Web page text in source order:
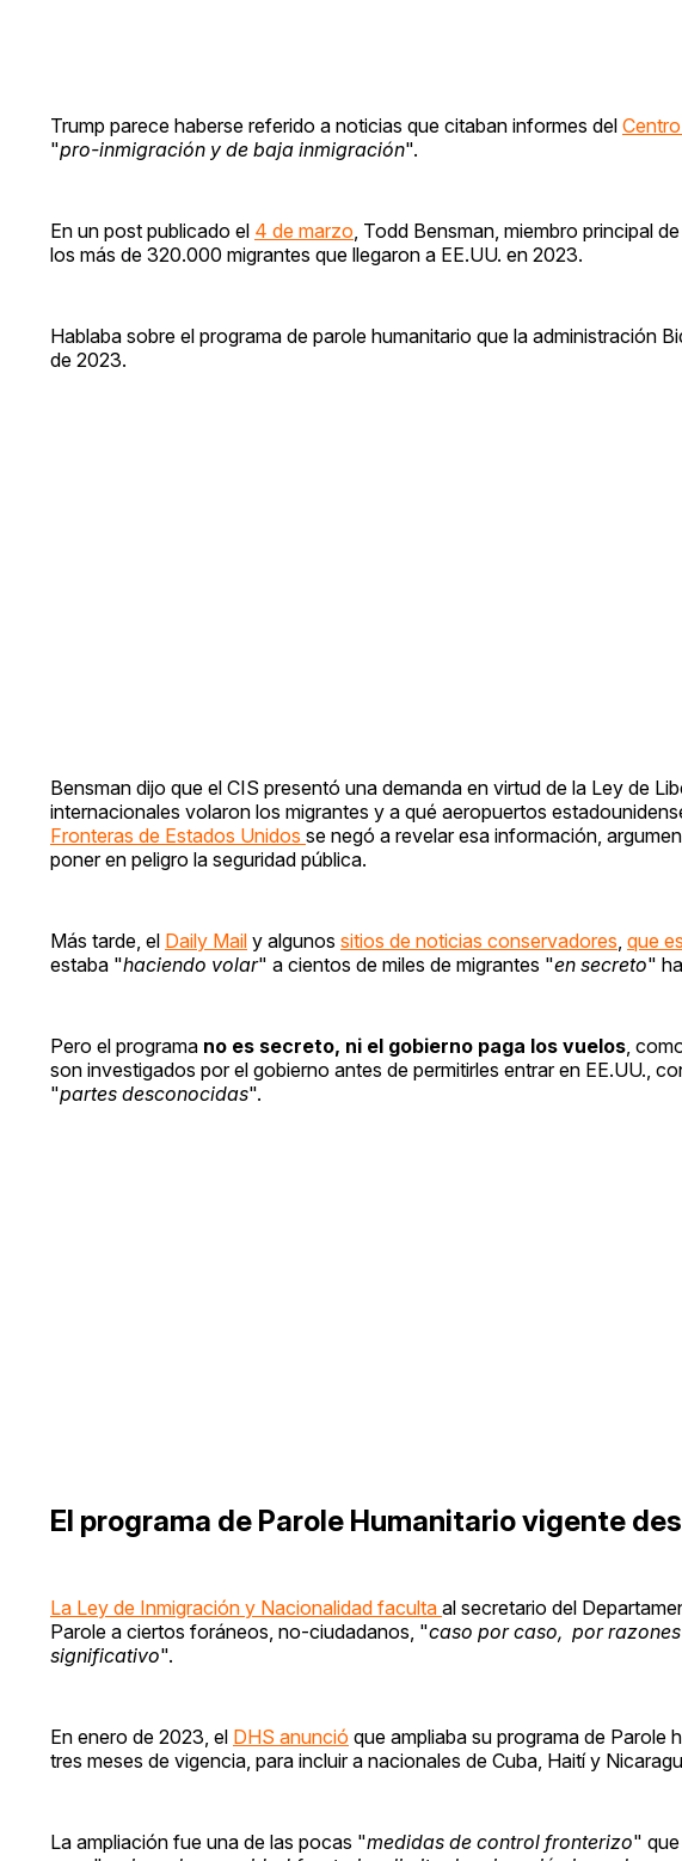
Trump parece haberse referido a noticias que citaban informes del
"pro-inmigración y de baja inmigración".
En un post publicado el 4 de marzo, Todd Bensman, miembro principal
los más de 320.000 migrantes que llegaron a EE.UU. en 2023.
Hablaba sobre el programa de parole humanitario que la administración
de 2023.
Bensman dijo que el CIS presentó una demanda en virtud de la Ley de
internacionales volaron los migrantes y a qué aeropuertos
Fronteras de Estados Unidos se negó a revelar esa información,
poner en peligro la seguridad pública.
Más tarde, el Daily Mail y algunos sitios de noticias conservadores, que
estaba "haciendo volar" a cientos de miles de migrantes "en secreto"
Pero el programa no es secreto, ni el gobierno paga los vuelos,
son investigados por el gobierno antes de permitirles entrar en EE.UU.,
"partes desconocidas".
El programa de Parole Humanitario vigente
La Ley de Inmigración y Nacionalidad faculta al secretario del
Parole a ciertos foráneos, no-ciudadanos, "caso por caso, por
significativo".
En enero de 2023, el DHS anunció que ampliaba su programa de Parole
tres meses de vigencia, para incluir a nacionales de Cuba, Haití y
La ampliación fue una de las pocas "medidas de control fronterizo"